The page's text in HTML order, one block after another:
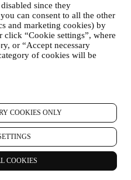
since they
can consent to all the other
and marketing cookies) by
“Cookie settings”, where
or “Accept necessary
of cookies will be
COOKIES ONLY
COOKIES
tillhandahålla dina uppgifter och
du vägrar?
vissa personuppgifter till oss
skyldigheter
är det möjligt att du inte
för oss att behålla vissa av
marknadsföringsändamål och
dina data för dessa
negativa följder för dig men
dig nyhetsbrev eller
Om du samtycker till att Le
för dessa ändamål kan du
invända mot behandlingen